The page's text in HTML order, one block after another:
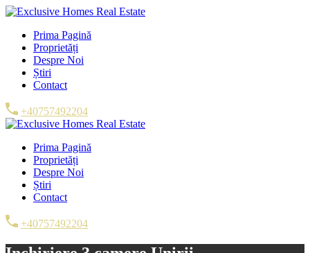
Prima Pagină
Proprietăți
Despre Noi
Știri
Contact
+40757492204
Prima Pagină
Proprietăți
Despre Noi
Știri
Contact
+40757492204